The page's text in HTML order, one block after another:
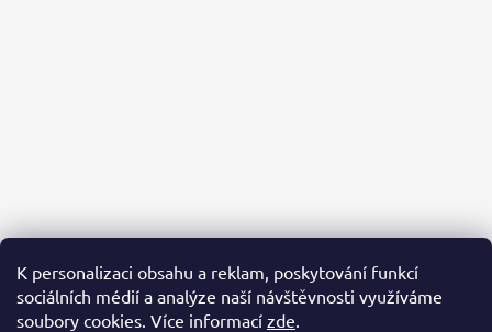
K personalizaci obsahu a reklam, poskytování funkcí
sociálních médií a analýze naší návštěvnosti využíváme
soubory cookies. Více informací zde.
PACKA PRO ÚTULKÁČE AZYL BUBÁČKOV
BĚŽÍME PRO ÚTULKÁČE